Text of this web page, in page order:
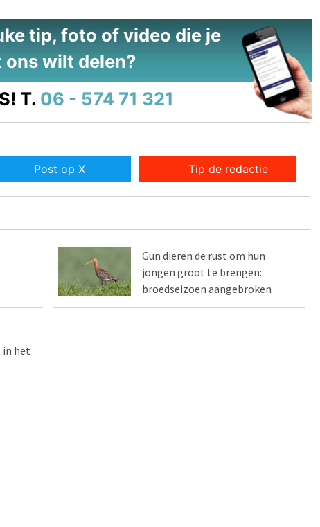
tip, foto of video die je
ons wilt delen?
T. 06 - 574 71 321
Post op X Tip de redactie
Gun dieren de rust om hun
jongen groot te brengen:
broedseizoen aangebroken
in het